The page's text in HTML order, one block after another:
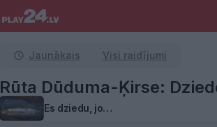
Jaunākais Visi raidījumi
Rūta Dūduma-Ķirse:
Es dziedu, jo…